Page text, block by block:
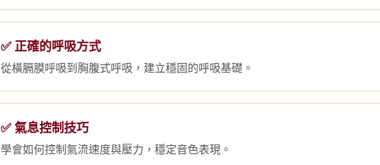
✅ 正確的呼吸方式
從橫膈膜呼吸到胸腹式呼吸，建立穩固的呼吸基礎。
✅ 氣息控制技巧
學會如何控制氣流速度與壓力，穩定音色表現。